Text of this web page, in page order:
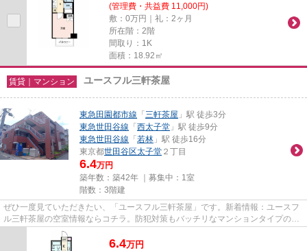
(管理費・共益費 11,000円)
敷：0万円｜礼：2ヶ月
所在階：2階
間取り：1K
面積：18.92㎡
賃貸｜マンション ユースフル三軒茶屋
東急田園都市線 「三軒茶屋 」駅 徒歩3分
東急世田谷線 「西太子堂 」駅 徒歩9分
東急世田谷線 「若林 」駅 徒歩16分
東京都世田谷区太子堂 ２丁目
6.4万円
築年数：築42年 ｜募集中： 1室
階数：3階建
ぜひ一度見ていただきたい、「ユースフル三軒茶屋」です。新着情報：ユースフ
ル三軒茶屋の空室情報ならコチラ。防犯対策もバッチリなマンションタイプの物
件です。一日の始まりを気持...
6.4万円